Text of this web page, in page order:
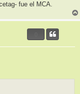
fue el MCA.